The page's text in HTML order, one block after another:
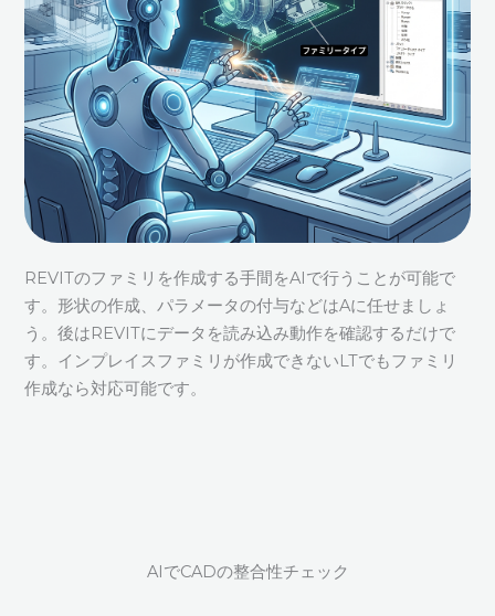
REVITのファミリを作成する手間をAIで行うことが可能で
す。形状の作成、パラメータの付与などはAに任せましょ
う。後はREVITにデータを読み込み動作を確認するだけで
す。インプレイスファミリが作成できないLTでもファミリ
作成なら対応可能です。
AIでCADの整合性チェック